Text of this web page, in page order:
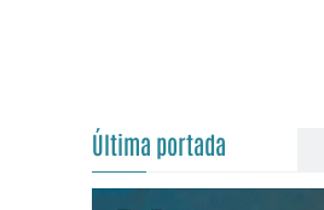
Última portada